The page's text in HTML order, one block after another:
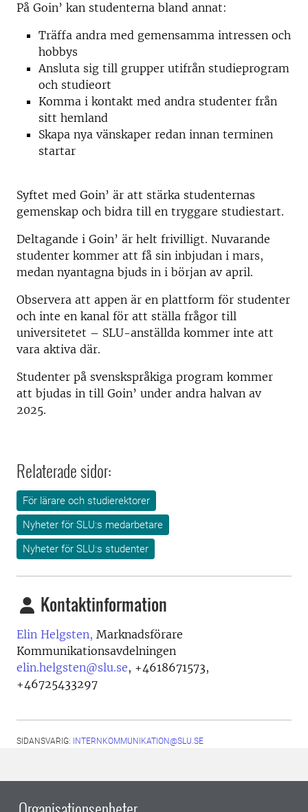
På Goin’ kan studenterna bland annat:
Träffa andra med gemensamma intressen och
hobbys
Ansluta sig till grupper utifrån studieprogram
och studieort
Komma i kontakt med andra studenter från
sitt hemland
Skapa nya vänskaper redan innan terminen
startar
Syftet med Goin’ är att stärka studenternas
gemenskap och bidra till en tryggare studiestart.
Deltagande i Goin’ är helt frivilligt. Nuvarande
studenter kommer att få sin inbjudan i mars,
medan nyantagna bjuds in i början av april.
Observera att appen är en plattform för studenter
och inte en kanal för att ställa frågor till
universitetet – SLU-anställda kommer inte att
vara aktiva där.
Studenter på svenskspråkiga program kommer
att bjudas in till Goin’ under andra halvan av
2025.
Relaterade sidor:
För lärare och studierektorer
Nyheter för SLU:s medarbetare
Nyheter för SLU:s studenter
Kontaktinformation
Elin Helgsten, Marknadsförare
Kommunikationsavdelningen
elin.helgsten@slu.se, +4618671573,
+46725433297
SIDANSVARIG: INTERNKOMMUNIKATION@SLU.SE